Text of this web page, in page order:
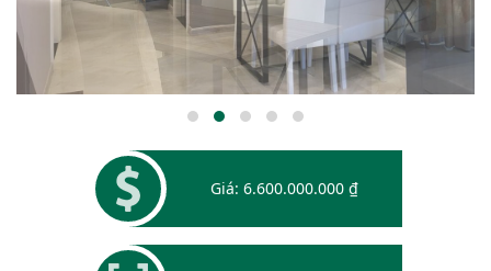
Giá: 6.600.000.000 ₫